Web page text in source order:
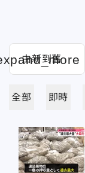
全部 即時